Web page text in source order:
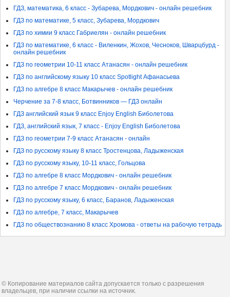
ГДЗ, математика, 6 класс - Зубарева, Мордкович - онлайн решебник
ГДЗ по математике, 5 класс, Зубарева, Мордкович
ГДЗ по химии 9 класс Габриелян - онлайн решебник
ГДЗ по математике, 6 класс - Виленкин, Жохов, Чесноков, Шварцбурд -
онлайн решебник
ГДЗ по геометрии 10-11 класс Атанасян - онлайн решебник
ГДЗ по английскому языку 10 класс Spotlight Афанасьева
ГДЗ по алгебре 8 класс Макарычев - онлайн решебник
Черчение за 7-8 класс, Ботвинников — ГДЗ онлайн
ГДЗ английский язык 9 класс Enjoy English Биболетова
ГДЗ, английский язык, 7 класс - Enjoy English Биболетова
ГДЗ по геометрии 7-9 класс Атанасян - онлайн
ГДЗ по русскому языку 8 класс Тростенцова, Ладыженская
ГДЗ по русскому языку, 10-11 класс, Гольцова
ГДЗ по алгебре 8 класс Мордкович - онлайн решебник
ГДЗ по алгебре 7 класс Мордкович - онлайн решебник
ГДЗ по русскому языку, 6 класс, Баранов, Ладыженская
ГДЗ по алгебре, 7 класс, Макарычев
ГДЗ по обществознанию 8 класс Хромова - ответы на рабочую тетрадь
© Копирование материалов сайта допускается только с разрешения
владельцев, при наличии ссылки на источник.